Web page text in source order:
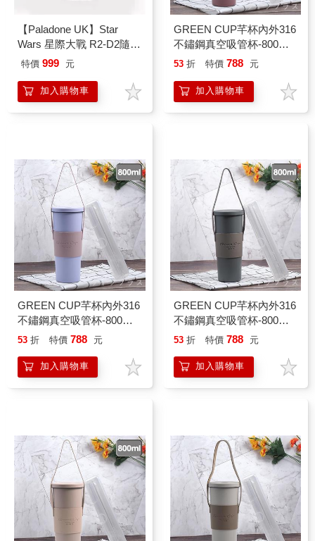
【Paladone UK】Star
Wars 星際大戰 R2-D2隨行
杯
特價 999 元
加入購物車
GREEN CUP芊杯內外316
不鏽鋼真空吸管杯-800ml-
蜜糖粉紅色-贈送皮革杯套
53 折 特價 788 元
加入購物車
GREEN CUP芊杯內外316
不鏽鋼真空吸管杯-800ml-
浪漫紫芋色-贈送皮革杯套
53 折 特價 788 元
加入購物車
GREEN CUP芊杯內外316
不鏽鋼真空吸管杯-800ml-
酷炫灰-贈送皮革杯套+吸
53 折 特價 788 元
加入購物車